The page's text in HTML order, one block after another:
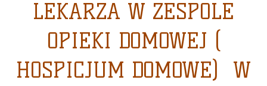
LEKARZA W ZESPOLE
OPIEKI DOMOWEJ (
HOSPICJUM DOMOWE) W